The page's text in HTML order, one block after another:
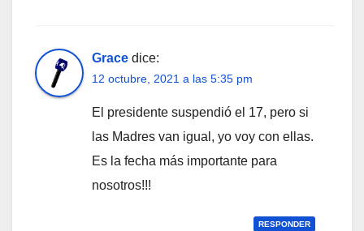
Grace dice:
12 octubre, 2021 a las 5:35 pm
El presidente suspendió el 17, pero si
las Madres van igual, yo voy con ellas.
Es la fecha más importante para
nosotros!!!
RESPONDER